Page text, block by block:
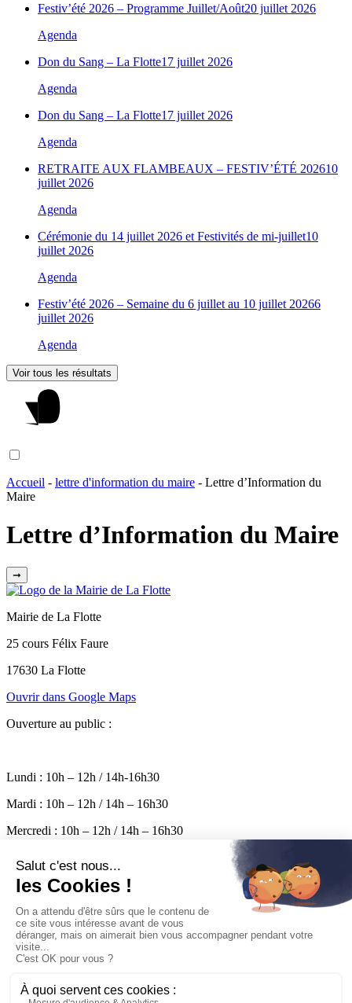
Festiv’été 2026 – Programme Juillet/Août20 juillet 2026
Agenda
Don du Sang – La Flotte17 juillet 2026
Agenda
Don du Sang – La Flotte17 juillet 2026
Agenda
RETRAITE AUX FLAMBEAUX – FESTIV’ÉTÉ 202610
juillet 2026
Agenda
Cérémonie du 14 juillet 2026 et Festivités de mi-juillet10
juillet 2026
Agenda
Festiv’été 2026 – Semaine du 6 juillet au 10 juillet 20266
juillet 2026
Agenda
Voir tous les résultats
Accueil - lettre d'information du maire - Lettre d’Information du
Maire
Lettre d’Information du Maire
➞
Mairie de La Flotte
25 cours Félix Faure
17630 La Flotte
Ouvrir dans Google Maps
Ouverture au public :
Lundi : 10h – 12h / 14h-16h30
Mardi : 10h – 12h / 14h – 16h30
Mercredi : 10h – 12h / 14h – 16h30
Vendredi : 10h – 17h
Permanence le samedi de 10h à 12h
Mairie
Pratique
Entreprendre
Vivre